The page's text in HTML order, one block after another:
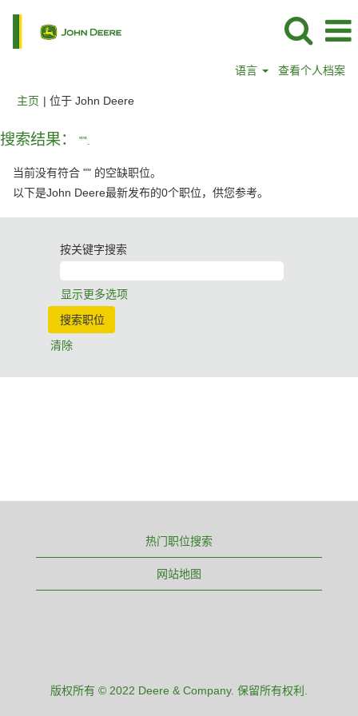
语言 查看个人档案
主页 | 位于 John Deere（当
搜索结果： "".
当前没有符合 "" 的空缺职位。
以下是John Deere最新发布的0个职位，供您参考。
按关键字搜索
显示更多选项
清除
热门职位搜索
网站地图
版权所有 © 2022 Deere & Company. 保留所有权利.